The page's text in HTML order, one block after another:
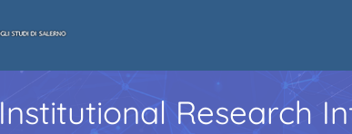
Institutional Research